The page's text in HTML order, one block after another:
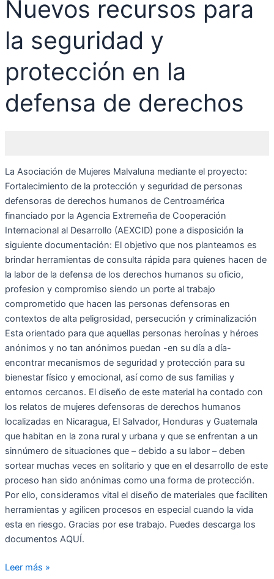
Nuevos recursos para
la seguridad y
protección en la
defensa de derechos
La Asociación de Mujeres Malvaluna mediante el proyecto:
Fortalecimiento de la protección y seguridad de personas
defensoras de derechos humanos de Centroamérica
financiado por la Agencia Extremeña de Cooperación
Internacional al Desarrollo (AEXCID) pone a disposición la
siguiente documentación: El objetivo que nos planteamos es
brindar herramientas de consulta rápida para quienes hacen de
la labor de la defensa de los derechos humanos su oficio,
profesion y compromiso siendo un porte al trabajo
comprometido que hacen las personas defensoras en
contextos de alta peligrosidad, persecución y criminalización
Esta orientado para que aquellas personas heroínas y héroes
anónimos y no tan anónimos puedan -en su día a día-
encontrar mecanismos de seguridad y protección para su
bienestar físico y emocional, así como de sus familias y
entornos cercanos. El diseño de este material ha contado con
los relatos de mujeres defensoras de derechos humanos
localizadas en Nicaragua, El Salvador, Honduras y Guatemala
que habitan en la zona rural y urbana y que se enfrentan a un
sinnúmero de situaciones que – debido a su labor – deben
sortear muchas veces en solitario y que en el desarrollo de este
proceso han sido anónimas como una forma de protección.
Por ello, consideramos vital el diseño de materiales que faciliten
herramientas y agilicen procesos en especial cuando la vida
esta en riesgo. Gracias por ese trabajo. Puedes descarga los
documentos AQUÍ.
Leer más »